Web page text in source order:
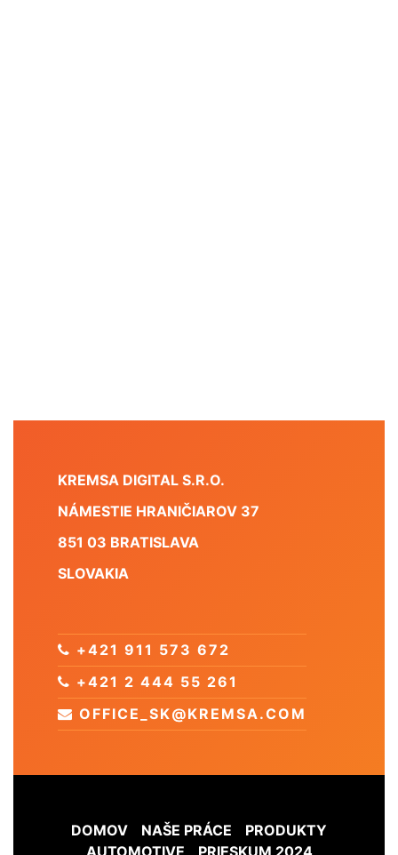
KREMSA DIGITAL S.R.O.
NÁMESTIE HRANIČIAROV 37
851 03 BRATISLAVA
SLOVAKIA
+421 911 573 672
+421 2 444 55 261
OFFICE_SK@KREMSA.COM
DOMOV NAŠE PRÁCE
PRODUKTY
AUTOMOTIVE
PRIESKUM 2024